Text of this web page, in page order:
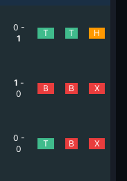
0 -
1
T T H
1 -
0
B B X
0 -
0
T B X